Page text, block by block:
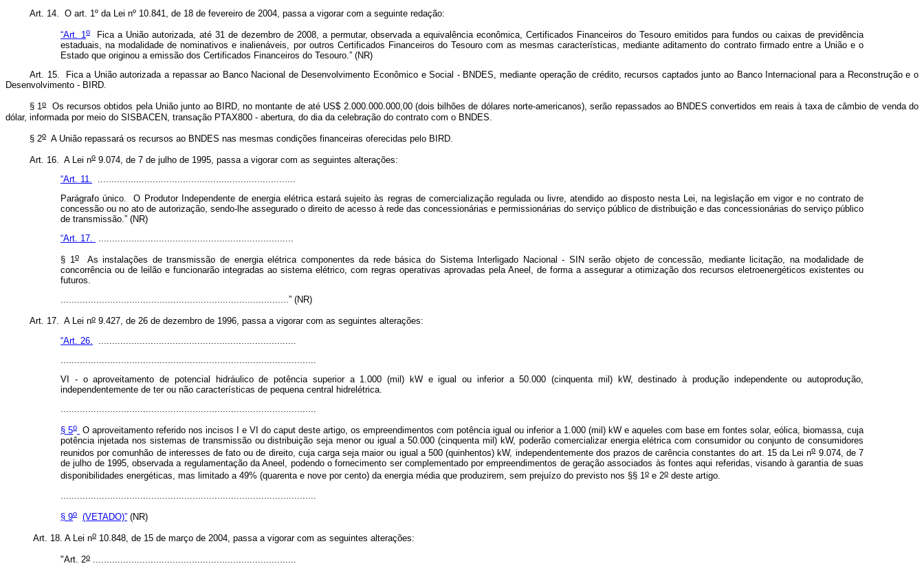
Art. 14. O art. 1º da Lei nº 10.841, de 18 de fevereiro de 2004, passa a vigorar com a seguinte redação:
“Art. 1oFica a União autorizada, até 31 de dezembro de 2008, a permutar, observada a equivalência econômica, Certificados Financeiros do Tesouro emitidos para fundos ou caixas de previdência
estaduais, na modalidade de nominativos e inalienáveis, por outros Certificados Financeiros do Tesouro com as mesmas características, mediante aditamento do contrato firmado entre a União e o
Estado que originou a emissão dos Certificados Financeiros do Tesouro.” (NR)
Art. 15. Fica a União autorizada a repassar ao Banco Nacional de Desenvolvimento Econômico e Social - BNDES, mediante operação de crédito, recursos captados junto ao Banco Internacional para a Reconstrução e o
Desenvolvimento - BIRD.
§ 1oOs recursos obtidos pela União junto ao BIRD, no montante de até US$ 2.000.000.000,00 (dois bilhões de dólares norte-americanos), serão repassados ao BNDES convertidos em reais à taxa de câmbio de venda do
dólar, informada por meio do SISBACEN, transação PTAX800 - abertura, do dia da celebração do contrato com o BNDES.
§ 2o A União repassará os recursos ao BNDES nas mesmas condições financeiras oferecidas pelo BIRD.
Art. 16. A Lei no 9.074, de 7 de julho de 1995, passa a vigorar com as seguintes alterações:
“Art. 11. ........................................................................
Parágrafo único. O Produtor Independente de energia elétrica estará sujeito às regras de comercialização regulada ou livre, atendido ao disposto nesta Lei, na legislação em vigor e no contrato de
concessão ou no ato de autorização, sendo-lhe assegurado o direito de acesso à rede das concessionárias e permissionárias do serviço público de distribuição e das concessionárias do serviço público
de transmissão.” (NR)
“Art. 17.
.......................................................................
§ 1oAs instalações de transmissão de energia elétrica componentes da rede básica do Sistema Interligado Nacional - SIN serão objeto de concessão, mediante licitação, na modalidade de
concorrência ou de leilão e funcionarão integradas ao sistema elétrico, com regras operativas aprovadas pela Aneel, de forma a assegurar a otimização dos recursos eletroenergéticos existentes ou
futuros.
...................................................................................” (NR)
Art. 17. A Lei no 9.427, de 26 de dezembro de 1996, passa a vigorar com as seguintes alterações:
“Art. 26.
VI - o aproveitamento de potencial hidráulico de potência superior a 1.000 (mil) kW e igual ou inferior a 50.000 (cinquenta mil) kW, destinado à produção independente ou autoprodução,
independentemente de ter ou não características de pequena central hidrelétrica.
§ 5o O aproveitamento referido nos incisos I e VI do caput deste artigo, os empreendimentos com potência igual ou inferior a 1.000 (mil) kW e aqueles com base em fontes solar, eólica, biomassa, cuja
potência injetada nos sistemas de transmissão ou distribuição seja menor ou igual a 50.000 (cinquenta mil) kW, poderão comercializar energia elétrica com consumidor ou conjunto de consumidores
reunidos por comunhão de interesses de fato ou de direito, cuja carga seja maior ou igual a 500 (quinhentos) kW, independentemente dos prazos de carência constantes do art. 15 da Lei no9.074, de 7
de julho de 1995, observada a regulamentação da Aneel, podendo o fornecimento ser complementado por empreendimentos de geração associados às fontes aqui referidas, visando à garantia de suas
disponibilidades energéticas, mas limitado a 49% (quarenta e nove por cento) da energia média que produzirem, sem prejuízo do previsto nos §§ 1o e 2o deste artigo.
§ 9o (VETADO)” (NR)
Art. 18. A Lei no 10.848, de 15 de março de 2004, passa a vigorar com as seguintes alterações:
"Art. 2o ..........................................................................